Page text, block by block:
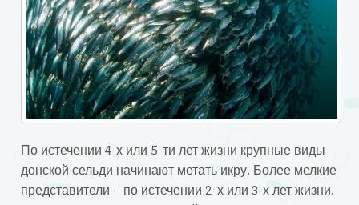
По истечении 4-х или 5-ти лет жизни крупные виды
донской сельди начинают метать икру. Более мелкие
представители – по истечении 2-х или 3-х лет жизни.